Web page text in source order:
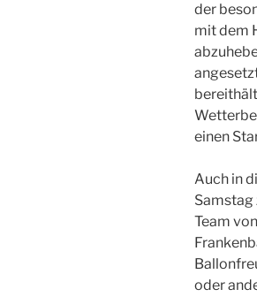
der
mit dem
einen
Auch in
Samstag
Team
oder